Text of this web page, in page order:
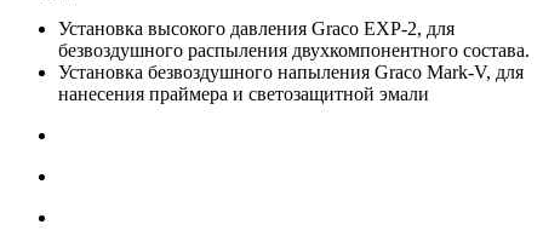
Установка высокого давления Graco EXP-2, для
безвоздушного распыления двухкомпонентного состава.
Установка безвоздушного напыления Graco Mark-V, для
нанесения праймера и светозащитной эмали